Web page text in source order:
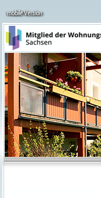
mobile Version